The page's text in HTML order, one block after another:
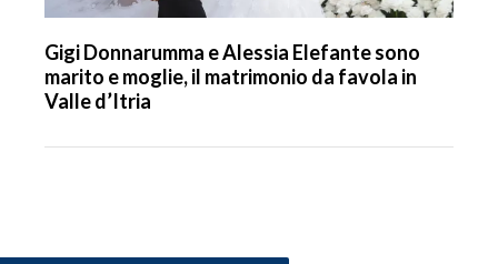
Gigi Donnarumma e Alessia Elefante sono
marito e moglie, il matrimonio da favola in
Valle d’Itria